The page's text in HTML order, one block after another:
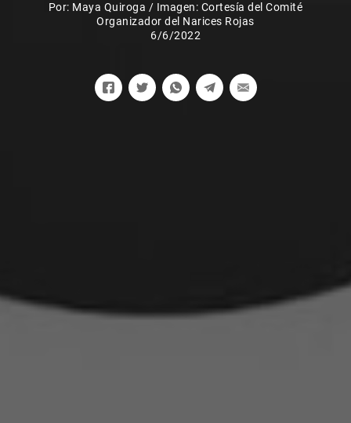
Por: Maya Quiroga / Imagen: Cortesía del Comité
Organizador del Narices Rojas
6/6/2022